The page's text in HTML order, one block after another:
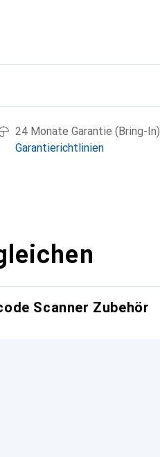
24 Monate Garantie (Bring-In)
Garantierichtlinien
Scanner Zubehör